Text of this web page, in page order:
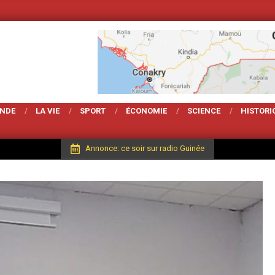
Votre Magarzine
LA VIE SPORT ÉCONOMIE SCIENCE
Annonce: ce soir sur radio Guinée